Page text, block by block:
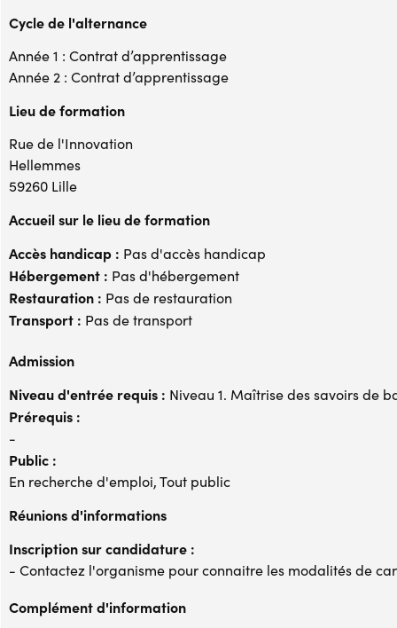
Cycle de l'alternance
Année 1 : Contrat d’apprentissage
Année 2 : Contrat d’apprentissage
Lieu de formation
Rue de l'Innovation
Hellemmes
59260 Lille
Accueil sur le lieu de formation
Accès handicap : Pas d'accès handicap
Hébergement : Pas d'hébergement
Restauration : Pas de restauration
Transport : Pas de transport
Admission
Niveau d'entrée requis : Niveau 1. Maîtrise des savoirs de
Prérequis :
-
Public :
En recherche d'emploi, Tout public
Réunions d'informations
Inscription sur candidature :
- Contactez l'organisme pour connaitre les modalités de
Complément d'information